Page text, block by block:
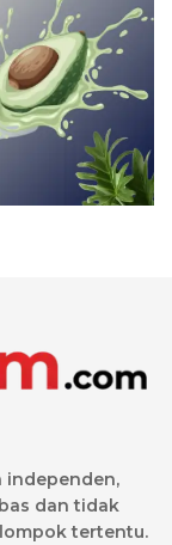
independen,
dan tidak
tertentu.